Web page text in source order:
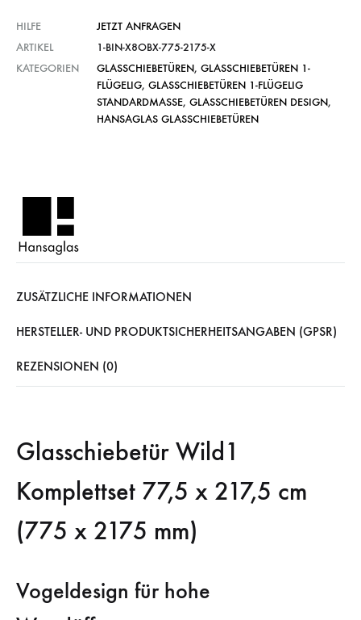
HILFE
JETZT ANFRAGEN
ARTIKEL
1-BIN-X8OBX-775-2175-X
KATEGORIEN
GLASSCHIEBETÜREN, GLASSCHIEBETÜREN 1-
FLÜGELIG, GLASSCHIEBETÜREN 1-FLÜGELIG
STANDARDMASSE , GLASSCHIEBETÜREN DESIGN,
HANSAGLAS GLASSCHIEBETÜREN
ZUSÄTZLICHE INFORMATIONEN
HERSTELLER- UND PRODUKTSICHERHEITSANGABEN (GPSR)
REZENSIONEN (0)
Glasschiebetür Wild1
Komplettset 77,5 x 217,5 cm
(775 x 2175 mm)
Vogeldesign für hohe